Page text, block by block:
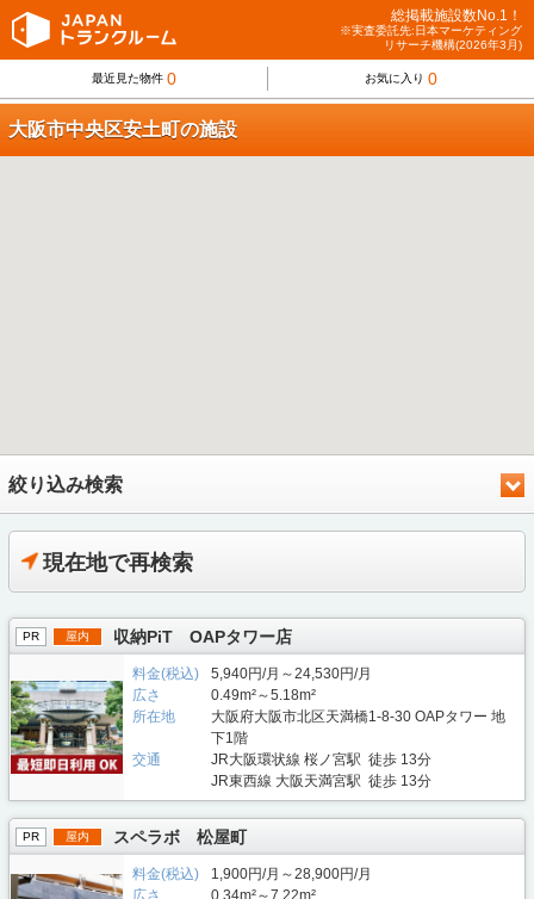
総掲載施設数No.1！
※実査委託先:日本マーケティング
リサーチ機構(2026年3月)
最近見た物件 0 お気に入り 0
大阪市中央区安土町の施設
絞り込み検索
現在地で再検索
PR 屋内 収納PiT OAPタワー店
料金(税込)
5,940円/月～24,530円/月
広さ
0.49m²～5.18m²
所在地
大阪府大阪市北区天満橋1-8-30 OAPタワー 地
下1階
交通
JR大阪環状線 桜ノ宮駅 徒歩 13分
JR東西線 大阪天満宮駅 徒歩 13分
PR 屋内 スペラボ 松屋町
料金(税込)
1,900円/月～28,900円/月
広さ
0.34m²～7.22m²